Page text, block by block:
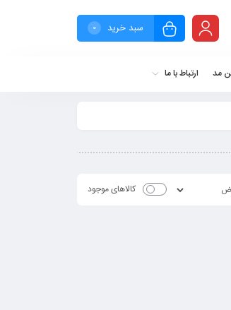
سبد خرید 0
مد ارتباط با ما
کالاهای موجود